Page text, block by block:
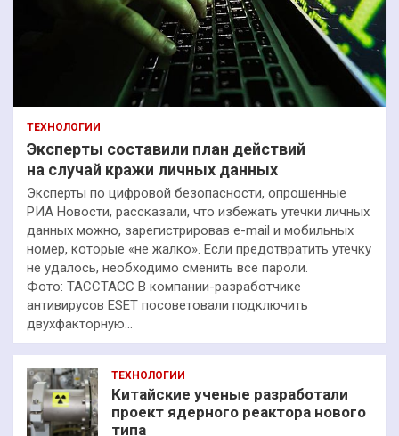
ТЕХНОЛОГИИ
Эксперты составили план действий
на случай кражи личных данных
Эксперты по цифровой безопасности, опрошенные
РИА Новости, рассказали, что избежать утечки личных
данных можно, зарегистрировав e-mail и мобильных
номер, которые «не жалко». Если предотвратить утечку
не удалось, необходимо сменить все пароли.
Фото: ТАССТАСС В компании-разработчике
антивирусов ESET посоветовали подключить
двухфакторную…
ТЕХНОЛОГИИ
Китайские ученые разработали
проект ядерного реактора нового
типа